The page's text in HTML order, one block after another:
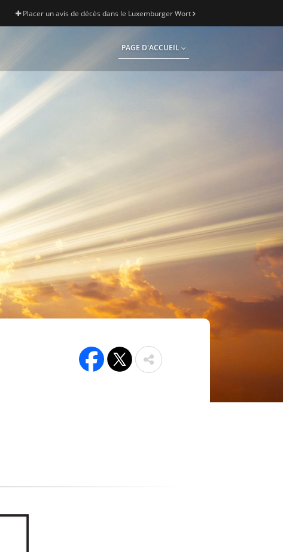
Placer un avis de décès dans le Luxemburger Wort
PAGE D'ACCUEIL